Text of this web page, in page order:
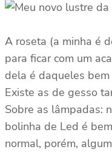
A roseta (a minha é
para ficar com um
dela é daqueles bem
Existe as de gesso
Sobre as lâmpadas:
bolinha de Led é
normal, porém,